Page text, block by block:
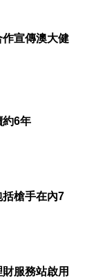
宣傳澳大健
約6年
槍手在內7
服務站啟用